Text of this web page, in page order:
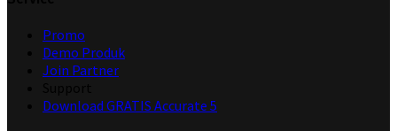
Promo
Demo Produk
Join Partner
Download GRATIS Accurate 5